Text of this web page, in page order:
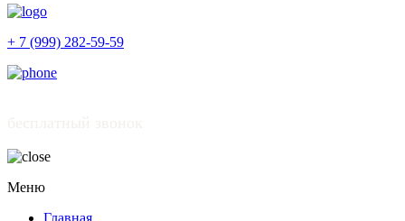
+ 7 (999) 282-59-59
Меню
Главная